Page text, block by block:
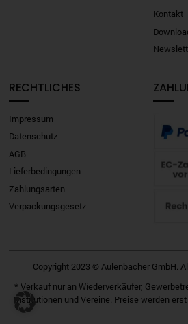
Kontakt
RECHTLICHES
Impressum
Datenschutz
AGB
Lieferbedingungen
Zahlungsarten
Verpackungsgesetz
Copyright 2023 © Aulenbacher GmbH.
* Verkauf nur an Wiederverkäufer,
Institutionen und Vereine. Preise werden